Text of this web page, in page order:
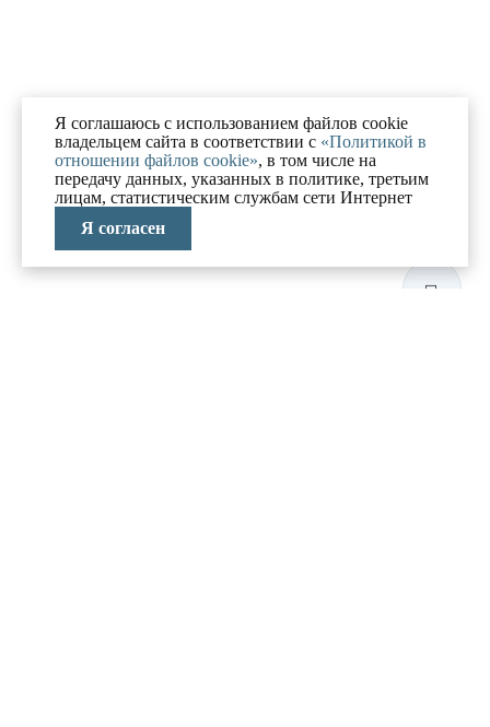
Я соглашаюсь с использованием файлов cookie
владельцем сайта в соответствии с «Политикой в
отношении файлов cookie», в том числе на
передачу данных, указанных в политике, третьим
лицам, статистическим службам сети Интернет
Я согласен